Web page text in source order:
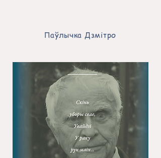
Паўлычка Дзмітро